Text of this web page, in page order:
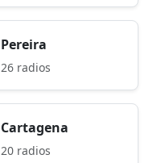
Pereira
26 radios
Cartagena
20 radios